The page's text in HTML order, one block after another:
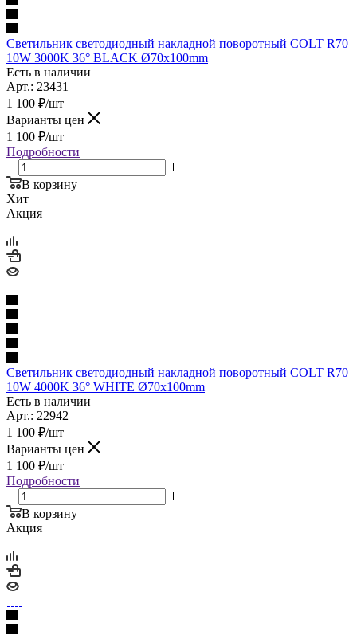
Светильник светодиодный накладной поворотный COLT R70
10W 3000K 36° BLACK Ø70x100mm
Есть в наличии
Арт.: 23431
1 100 ₽/шт
Варианты цен
1 100 ₽/шт
Подробности
В корзину
Хит
Акция
Светильник светодиодный накладной поворотный COLT R70
10W 4000K 36° WHITE Ø70x100mm
Есть в наличии
Арт.: 22942
1 100 ₽/шт
Варианты цен
1 100 ₽/шт
Подробности
В корзину
Акция